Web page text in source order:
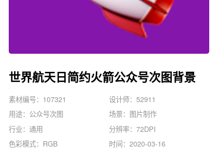
世界航天日简约火箭公众号次图背景
素材编号：107321
设计师：52911
用途：公众号次图
场景：图片制作
行业：通用
分辨率：72DPI
色彩模式：RGB
时间：2020-03-16